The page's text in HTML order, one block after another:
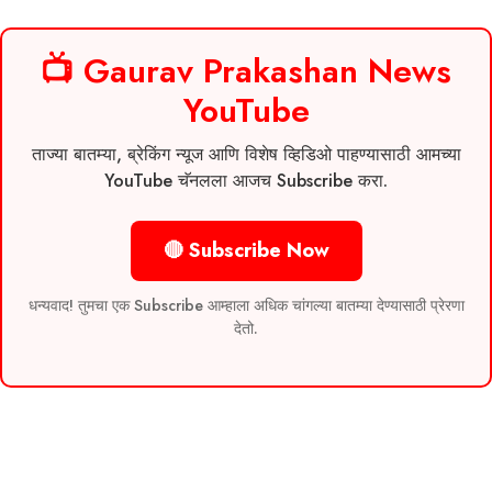
📺 Gaurav Prakashan News
YouTube
ताज्या बातम्या, ब्रेकिंग न्यूज आणि विशेष व्हिडिओ पाहण्यासाठी आमच्या
YouTube चॅनलला आजच Subscribe करा.
🔴 Subscribe Now
धन्यवाद! तुमचा एक Subscribe आम्हाला अधिक चांगल्या बातम्या देण्यासाठी प्रेरणा
देतो.